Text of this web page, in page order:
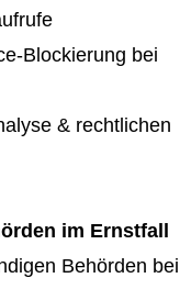
Blockierung bei
& rechtlichen
im Ernstfall
Behörden bei